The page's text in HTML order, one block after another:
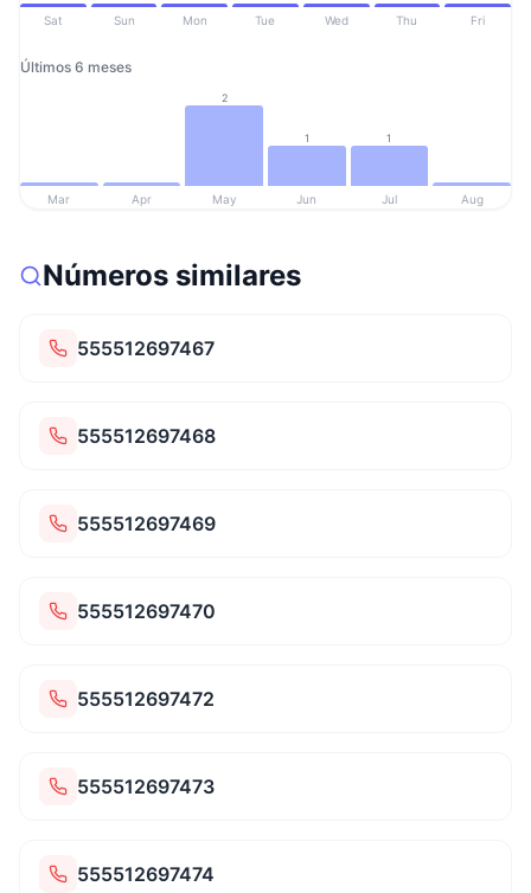
Sat Sun Mon Tue Wed Thu Fri
Últimos 6 meses
2
1 1
Mar Apr May Jun Jul Aug
Números similares
555512697467
555512697468
555512697469
555512697470
555512697472
555512697473
555512697474